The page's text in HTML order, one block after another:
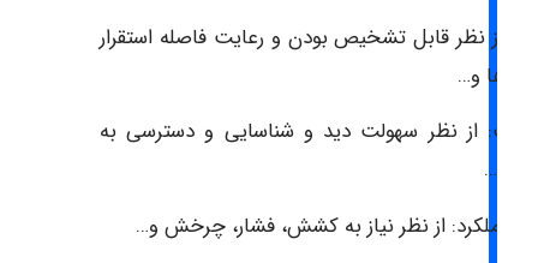
از نظر قابل تشخیص بودن و رعایت فاصله استقرار
ها و…
از نظر سهولت دید و شناسایی و دسترسی به
و…
عملکرد: از نظر نیاز به کشش، فشار، چرخش و…